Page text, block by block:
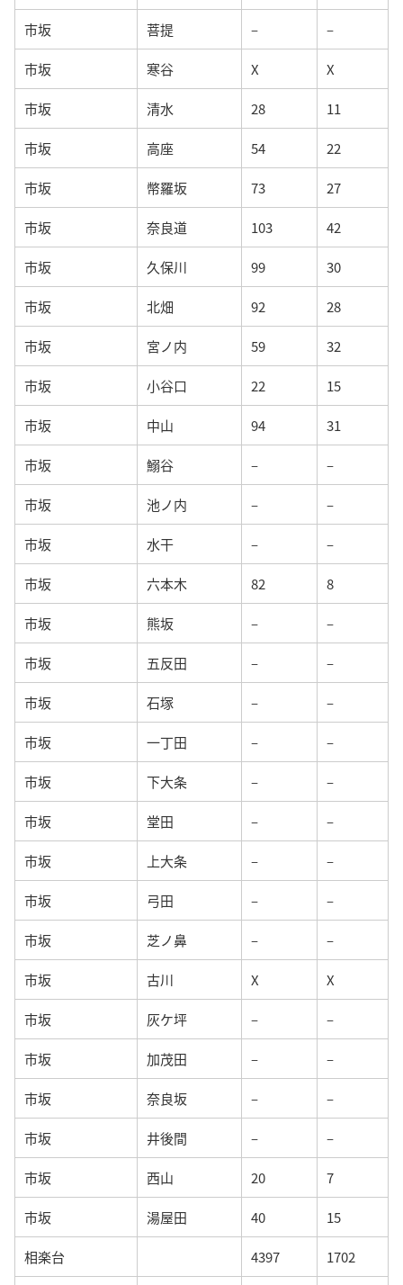
市坂 菩提 – –
市坂 寒谷 X X
市坂 清水 28 11
市坂 高座 54 22
市坂 幣羅坂 73 27
市坂 奈良道 103 42
市坂 久保川 99 30
市坂 北畑 92 28
市坂 宮ノ内 59 32
市坂 小谷口 22 15
市坂 中山 94 31
市坂 鰯谷 – –
市坂 池ノ内 – –
市坂 水干 – –
市坂 六本木 82 8
市坂 熊坂 – –
市坂 五反田 – –
市坂 石塚 – –
市坂 一丁田 – –
市坂 下大条 – –
市坂 堂田 – –
市坂 上大条 – –
市坂 弓田 – –
市坂 芝ノ鼻 – –
市坂 古川 X X
市坂 灰ケ坪 – –
市坂 加茂田 – –
市坂 奈良坂 – –
市坂 井後間 – –
市坂 西山 20 7
市坂 湯屋田 40 15
相楽台 4397 1702